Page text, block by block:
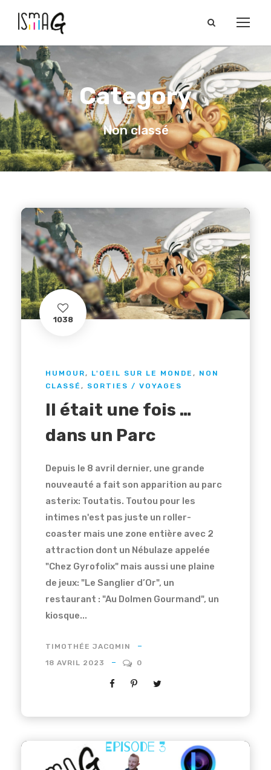
Category
Non classé
1038
HUMOUR, L'OEIL SUR LE MONDE , NON
CLASSÉ , SORTIES / VOYAGES
Il était une fois …
dans un Parc
Depuis le 8 avril dernier, une grande
nouveauté a fait son apparition au parc
asterix: Toutatis. Toutou pour les
intimes n'est pas juste un roller-
coaster mais une zone entière avec 2
attraction dont un Nébulaze appelée
"Chez Gyrofolix" mais aussi une plaine
de jeux: "Le Sanglier d’Or", un
restaurant : "Au Dolmen Gourmand", un
kiosque...
TIMOTHÉE JACQMIN
18 AVRIL 2023
0